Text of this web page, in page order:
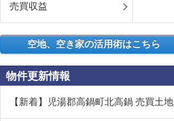
売買収益
空地、空き家の活用術はこちら
物件更新情報
【新着】児湯郡高鍋町北高鍋 売買土地